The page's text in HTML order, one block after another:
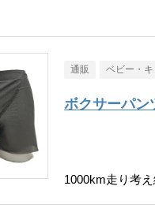
通販 ベビー・
ボクサーパン
1000km走り考